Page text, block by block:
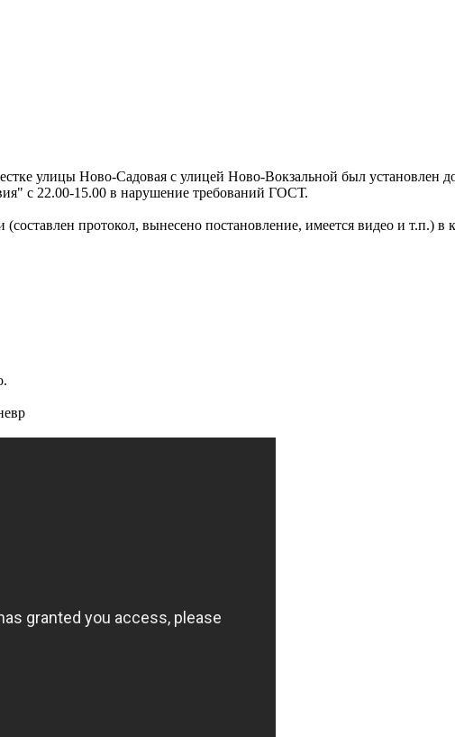
улицы Ново-Садовая с улицей Ново-Вокзальной был
с 22.00-15.00 в нарушение требований ГОСТ.
протокол, вынесено постановление, имеется видео и т.п.)